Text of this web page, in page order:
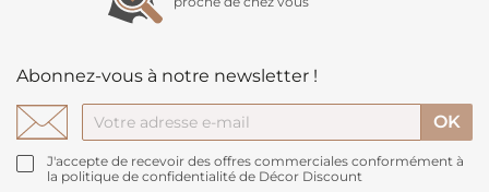
Abonnez-vous à notre newsletter !
J'accepte de recevoir des offres commerciales conformément à
la politique de confidentialité de Décor Discount